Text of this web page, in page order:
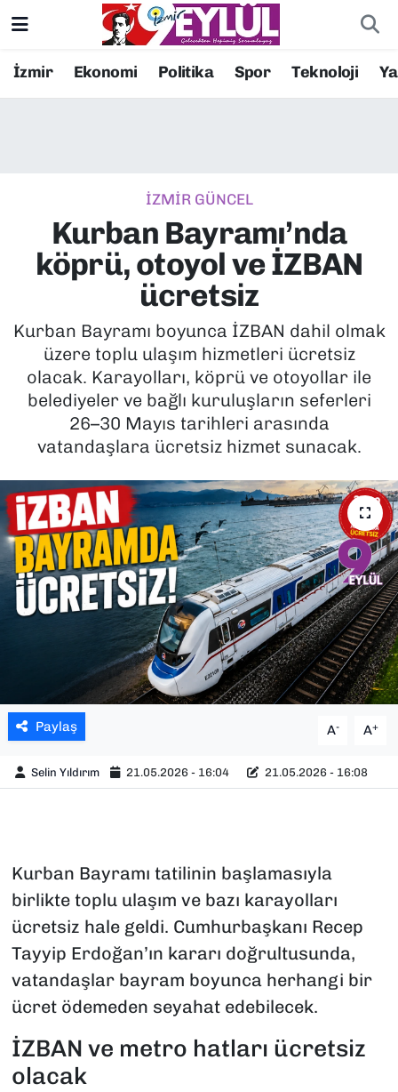
İzmir Ekonomi Politika Spor Teknoloji
İZMİR GÜNCEL
Kurban Bayramı’nda
köprü, otoyol ve İZBAN
ücretsiz
Kurban Bayramı boyunca İZBAN dahil olmak
üzere toplu ulaşım hizmetleri ücretsiz
olacak. Karayolları, köprü ve otoyollar ile
belediyeler ve bağlı kuruluşların seferleri
26–30 Mayıs tarihleri arasında
vatandaşlara ücretsiz hizmet sunacak.
Paylaş A- A+
Selin Yıldırım 21.05.2026 - 16:04 21.05.2026 - 16:08
Kurban Bayramı tatilinin başlamasıyla
birlikte toplu ulaşım ve bazı karayolları
ücretsiz hale geldi. Cumhurbaşkanı Recep
Tayyip Erdoğan’ın kararı doğrultusunda,
vatandaşlar bayram boyunca herhangi bir
ücret ödemeden seyahat edebilecek.
İZBAN ve metro hatları ücretsiz
olacak
Resmi İlanlar
EKONOMİ
KÜLTÜR SANAT
MAGAZİN
POLİTİKA
SAĞLIK
SPOR
TEKNOLOJİ
YAŞAM
YEREL YÖNETİMLER
Konak Nöbetçi Eczaneler
Süper Lig Puan Durumu ve Fikstür
Tüm Manşetler
Son Dakika Haberleri
Haber Arşivi